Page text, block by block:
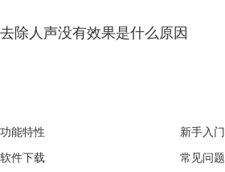
去除人声没有效果是什么原因
功能特性
软件下载
新手入门
常见问题